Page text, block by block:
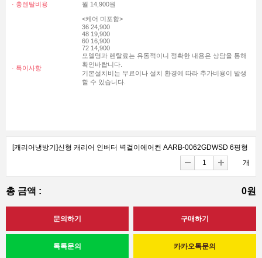
· 총렌탈비용 월 14,900원
· 특이사항
<케어 미포함>
36 24,900
48 19,900
60 16,900
72 14,900
모델명과 렌탈료는 유동적이니 정확한 내용은 상담을 통해
확인바랍니다.
기본설치비는 무료이나 설치 환경에 따라 추가비용이 발생
할 수 있습니다.
[캐리어냉방기]신형 캐리어 인버터 벽걸이에어컨 AARB-0062GDWSD 6평형
개
총 금액 : 0원